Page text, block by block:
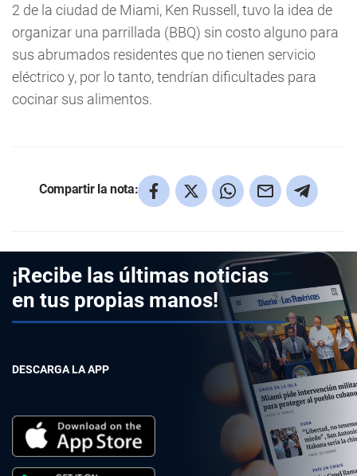
2 de la ciudad de Miami, Ken Russell, tuvo la idea de
organizar una parrillada (BBQ) sin costo alguno para
sus abrumados residentes que no tienen servicio
eléctrico y, por lo tanto, tendrían dificultades para
cocinar sus alimentos.
Compartir la nota:
¡Recibe las últimas noticias
en tus propias manos!
DESCARGA LA APP